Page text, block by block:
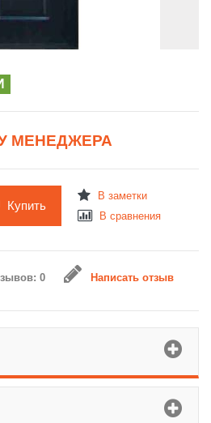
МЕНЕДЖЕРА
Купить
В заметки
В сравнения
0 Написать отзыв